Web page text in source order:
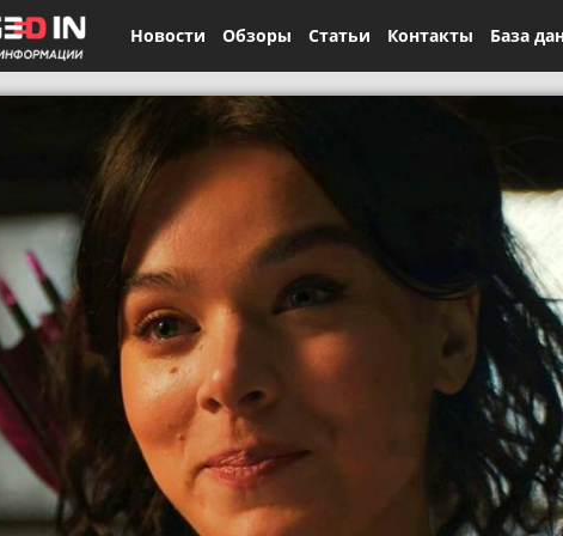
Новости Обзоры Статьи Контакты База